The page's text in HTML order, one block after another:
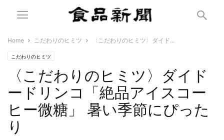
Home こだわりのヒミツ 〈こだわりのヒミツ〉ダイド...
こだわりのヒミツ
〈こだわりのヒミツ〉ダイド
ードリンコ「絶品アイスコー
ヒー微糖」 暑い季節にぴった
り